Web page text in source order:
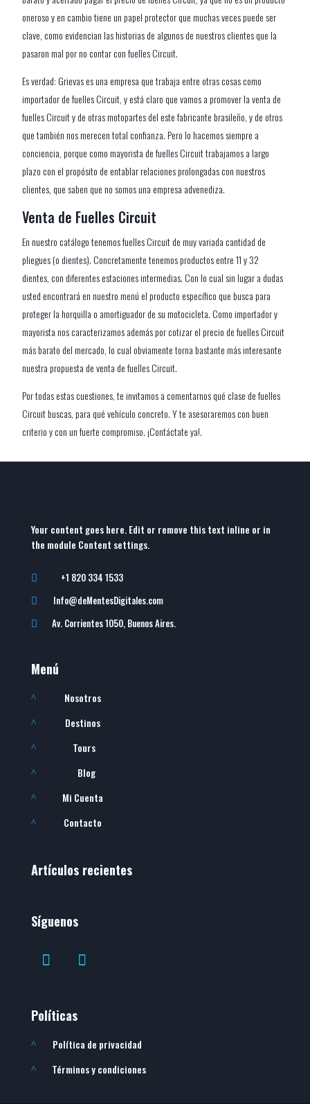
oneroso y en cambio tiene un papel protector que muchas veces puede ser
clave, como evidencian las historias de algunos de nuestros clientes que la
pasaron mal por no contar con fuelles Circuit.
Es verdad: Grievas es una empresa que trabaja entre otras cosas como
importador de fuelles Circuit, y está claro que vamos a promover la venta de
fuelles Circuit y de otras motopartes del este fabricante brasileño, y de otros
que también nos merecen total confianza. Pero lo hacemos siempre a
conciencia, porque como mayorista de fuelles Circuit trabajamos a largo
plazo con el propósito de entablar relaciones prolongadas con nuestros
clientes, que saben que no somos una empresa advenediza.
Venta de Fuelles Circuit
En nuestro catálogo tenemos fuelles Circuit de muy variada cantidad de
pliegues (o dientes). Concretamente tenemos productos entre 11 y 32
dientes, con diferentes estaciones intermedias. Con lo cual sin lugar a dudas
usted encontrará en nuestro menú el producto específico que busca para
proteger la horquilla o amortiguador de su motocicleta. Como importador y
mayorista nos caracterizamos además por cotizar el precio de fuelles Circuit
más barato del mercado, lo cual obviamente torna bastante más interesante
nuestra propuesta de venta de fuelles Circuit.
Por todas estas cuestiones, te invitamos a comentarnos qué clase de fuelles
Circuit buscas, para qué vehículo concreto. Y te asesoraremos con buen
criterio y con un fuerte compromiso. ¡Contáctate ya!.
Your content goes here. Edit or remove this text inline or in
the module Content settings.
 +1 820 334 1533
 Info@deMentesDigitales.com
 Av. Corrientes 1050, Buenos Aires.
Menú
^ Nosotros
^ Destinos
^ Tours
^ Blog
^ Mi Cuenta
^ Contacto
Artículos recientes
Síguenos
Políticas
^ Política de privacidad
^ Términos y condiciones